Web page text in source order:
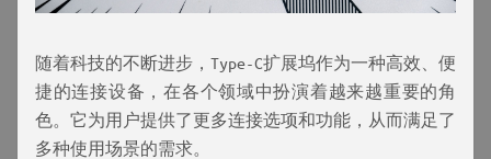
随着科技的不断进步，Type-C扩展坞作为一种高效、便
捷的连接设备，在各个领域中扮演着越来越重要的角
色。它为用户提供了更多连接选项和功能，从而满足了
多种使用场景的需求。